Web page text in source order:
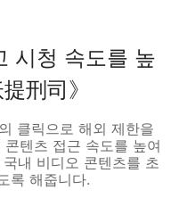
시청 속도를 높
刑司》
클릭으로 해외 제한을
텐츠 접근 속도를 높여
내 비디오 콘텐츠를 초
록 해줍니다.